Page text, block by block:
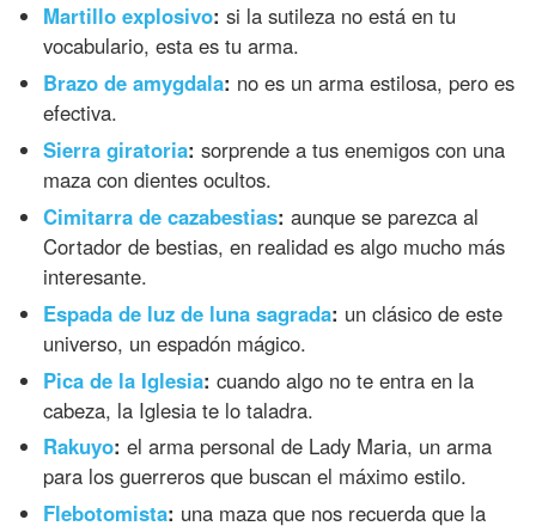
Martillo explosivo: si la sutileza no está en tu
vocabulario, esta es tu arma.
Brazo de amygdala: no es un arma estilosa, pero es
efectiva.
Sierra giratoria: sorprende a tus enemigos con una
maza con dientes ocultos.
Cimitarra de cazabestias: aunque se parezca al
Cortador de bestias, en realidad es algo mucho más
interesante.
Espada de luz de luna sagrada: un clásico de este
universo, un espadón mágico.
Pica de la Iglesia: cuando algo no te entra en la
cabeza, la Iglesia te lo taladra.
Rakuyo: el arma personal de Lady Maria, un arma
para los guerreros que buscan el máximo estilo.
Flebotomista: una maza que nos recuerda que la